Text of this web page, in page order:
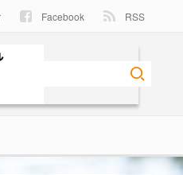
Facebook RSS